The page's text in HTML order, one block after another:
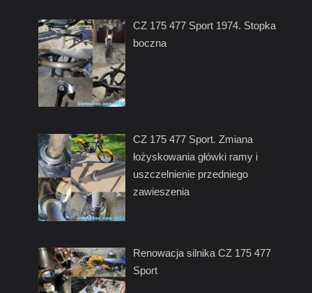
CZ 175 477 Sport 1974. Stopka
boczna
CZ 175 477 Sport. Zmiana
łożyskowania główki ramy i
uszczelnienie przedniego
zawieszenia
Renowacja silnika CZ 175 477
Sport